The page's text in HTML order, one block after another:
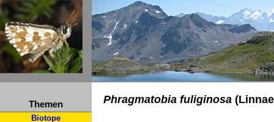
Themen
Biotope
Phragmatobia fuliginosa